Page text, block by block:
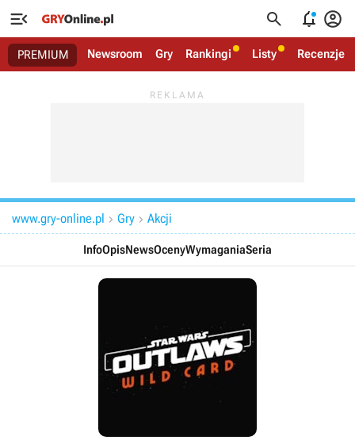
   
PREMIUM Newsroom Gry Rankingi Listy Recenzje
www.gry-online.pl  Gry  Akcji
InfoOpisNewsOcenyWymaganiaSeria